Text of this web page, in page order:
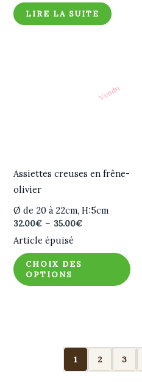
LIRE LA SUITE
Vendu
Assiettes creuses en frêne-
olivier
Ø de 20 à 22cm, H:5cm
32.00€ – 35.00€Plage
32.00€
Article épuisé
CHOIX DES
OPTIONS
1 2 3